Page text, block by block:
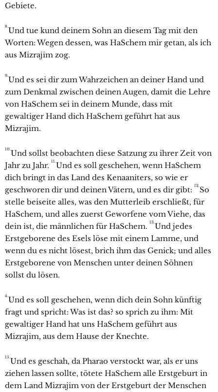
Gebiete.
8.Und tue kund deinem Sohn an diesem Tag mit den
Worten: Wegen dessen, was HaSchem mir getan, als ich
aus Mizrajim zog.
9.Und es sei dir zum Wahrzeichen an deiner Hand und
zum Denkmal zwischen deinen Augen, damit die Lehre
von HaSchem sei in deinem Munde, dass mit
gewaltiger Hand dich HaSchem geführt hat aus
Mizrajim.
10.Und sollst beobachten diese Satzung zu ihrer Zeit von
Jahr zu Jahr. 11.Und es soll geschehen, wenn HaSchem
dich bringt in das Land des Kenaaniters, so wie er
geschworen dir und deinen Vätern, und es dir gibt: 12.So
stelle beiseite alles, was den Mutterleib erschließt, für
HaSchem, und alles zuerst Geworfene vom Viehe, das
dein ist, die männlichen für HaSchem. 13.Und jedes
Erstgeborene des Esels löse mit einem Lamme, und
wenn du es nicht lösest, brich ihm das Genick; und alles
Erstgeborene von Menschen unter deinen Söhnen
sollst du lösen.
4.Und es soll geschehen, wenn dich dein Sohn künftig
fragt und spricht: Was ist das? so sprich zu ihm: Mit
gewaltiger Hand hat uns HaSchem geführt aus
Mizrajim, aus dem Hause der Knechte.
15.Und es geschah, da Pharao verstockt war, als er uns
ziehen lassen sollte, tötete HaSchem alle Erstgeburt in
dem Land Mizrajim von der Erstgeburt der Menschen